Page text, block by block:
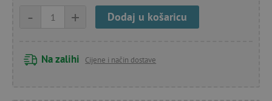
+
- Dodaj u košaricu
Na zalihi Cijene i način dostave